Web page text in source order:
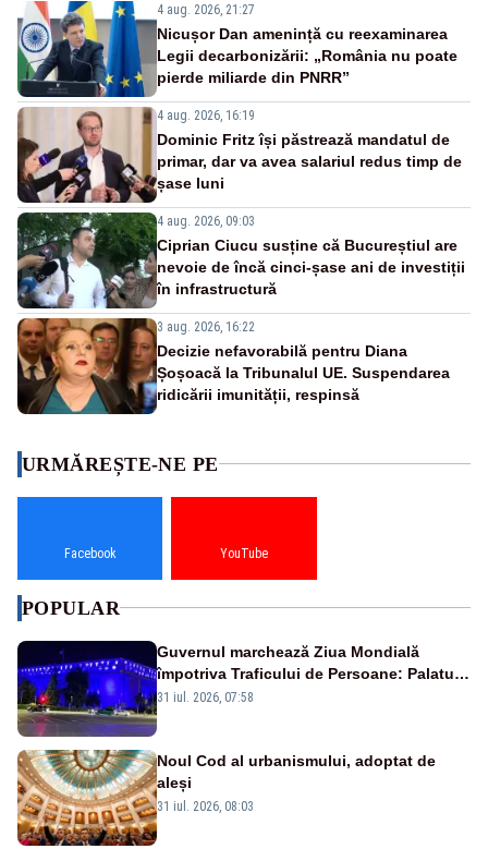
4 aug. 2026, 21:27
Nicușor Dan amenință cu reexaminarea
Legii decarbonizării: „România nu poate
pierde miliarde din PNRR”
4 aug. 2026, 16:19
Dominic Fritz își păstrează mandatul de
primar, dar va avea salariul redus timp de
șase luni
4 aug. 2026, 09:03
Ciprian Ciucu susține că Bucureștiul are
nevoie de încă cinci-șase ani de investiții
în infrastructură
3 aug. 2026, 16:22
Decizie nefavorabilă pentru Diana
Șoșoacă la Tribunalul UE. Suspendarea
ridicării imunității, respinsă
URMĂREȘTE-NE PE
Facebook YouTube
POPULAR
Guvernul marchează Ziua Mondială
împotriva Traficului de Persoane: Palatul
Victoria, iluminat în albastru
31 iul. 2026, 07:58
Noul Cod al urbanismului, adoptat de
aleși
31 iul. 2026, 08:03